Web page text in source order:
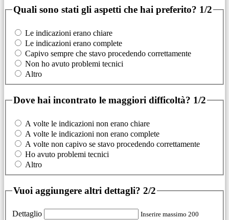
Quali sono stati gli aspetti che hai preferito? 1/2
Le indicazioni erano chiare
Le indicazioni erano complete
Capivo sempre che stavo procedendo correttamente
Non ho avuto problemi tecnici
Altro
Dove hai incontrato le maggiori difficoltà? 1/2
A volte le indicazioni non erano chiare
A volte le indicazioni non erano complete
A volte non capivo se stavo procedendo correttamente
Ho avuto problemi tecnici
Altro
Vuoi aggiungere altri dettagli? 2/2
Dettaglio
Inserire massimo 200